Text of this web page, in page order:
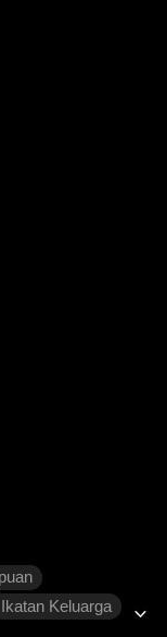
Ikatan Keluarga